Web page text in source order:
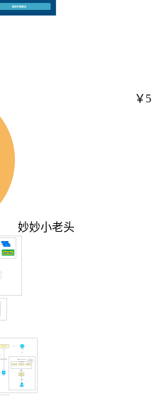
妙妙小老头
￥5